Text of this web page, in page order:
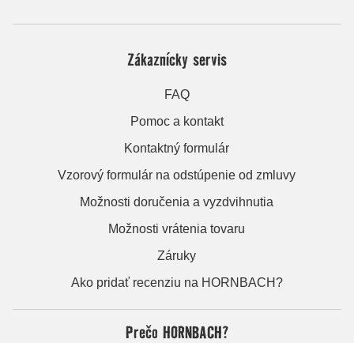
Zákaznícky servis
FAQ
Pomoc a kontakt
Kontaktný formulár
Vzorový formulár na odstúpenie od zmluvy
Možnosti doručenia a vyzdvihnutia
Možnosti vrátenia tovaru
Záruky
Ako pridať recenziu na HORNBACH?
Prečo HORNBACH?